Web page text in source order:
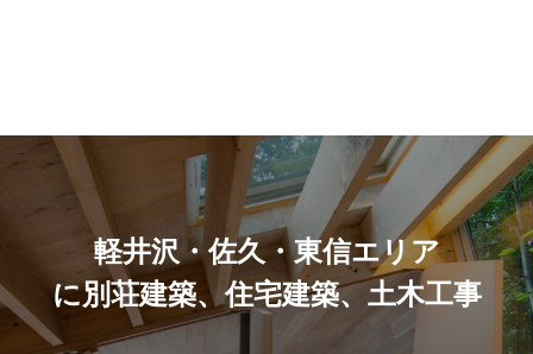
軽井沢・佐久・東信エリア
に別荘建築、住宅建築、土木工事